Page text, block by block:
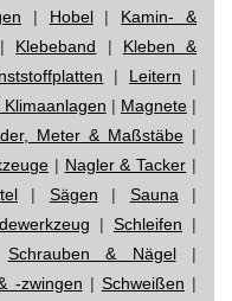
| Hobel| Kamin- &
Klebeband | Kleben &
| Leitern |
| Magnete|
Meter & Maßstäbe |
| Nagler & Tacker |
| Sägen | Sauna |
| Schleifen |
Schrauben & Nägel|
-zwingen | Schweißen |